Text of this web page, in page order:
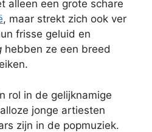
alleen een grote schare
, maar strekt zich ook ver
frisse geluid en
hebben ze een breed
rol in de gelijknamige
jonge artiesten
zijn in de popmuziek.